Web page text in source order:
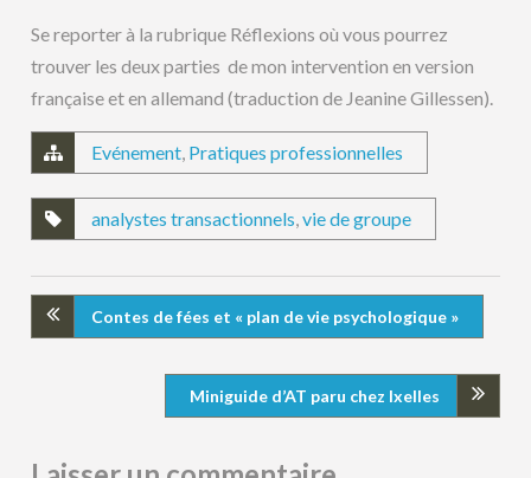
Se reporter à la rubrique Réflexions où vous pourrez
trouver les deux parties de mon intervention en version
française et en allemand (traduction de Jeanine Gillessen).
Evénement, Pratiques professionnelles
analystes transactionnels,vie de groupe
Contes de fées et « plan de vie psychologique »
Miniguide d’AT paru chez Ixelles